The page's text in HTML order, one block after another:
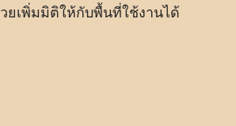
เพิ่มมิติให้กับพื้นที่ใช้งานได้